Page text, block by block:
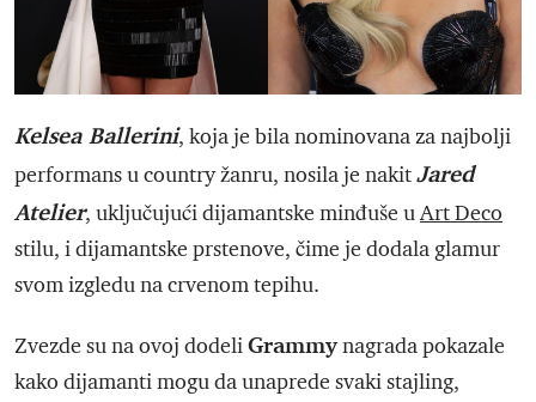
Kelsea Ballerini, koja je bila nominovana za najbolji
performans u country žanru, nosila je nakitJared
Atelier, uključujući dijamantske minđuše uArt Deco
stilu, i dijamantske prstenove, čime je dodala glamur
svom izgledu na crvenom tepihu.
Zvezde su na ovoj dodeliGrammynagrada pokazale
kako dijamanti mogu da unaprede svaki stajling,